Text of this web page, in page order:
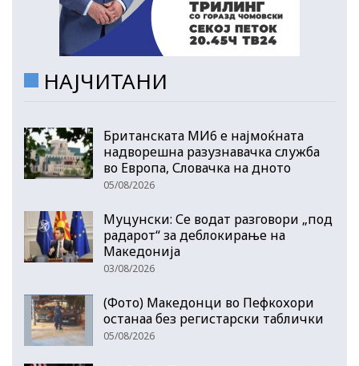
НАЈЧИТАНИ
Британската МИ6 е најмоќната
надворешна разузнавачка служба
во Европа, Словачка на дното
05/08/2026
Муцунски: Се водат разговори „под
радарот“ за деблокирање на
Македонија
03/08/2026
(Фото) Македонци во Пефкохори
останаа без регистарски таблички
05/08/2026